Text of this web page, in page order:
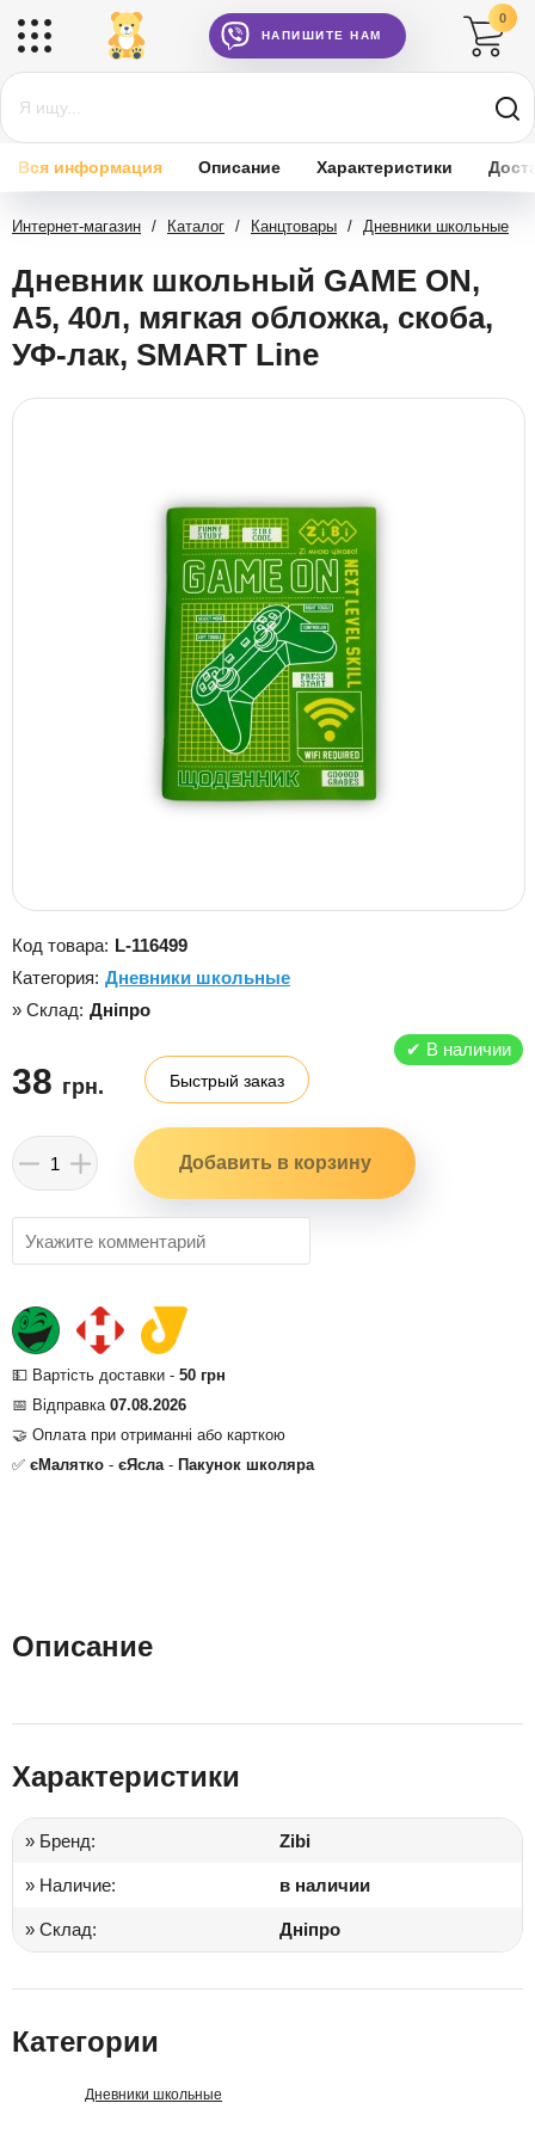
НАПИШИТЕ НАМ
0
Вся информация Описание Характеристики
Интернет-магазин / Каталог / Канцтовары / Дневники школьные
Дневник школьный GAME ON,
А5, 40л, мягкая обложка, скоба,
УФ-лак, SMART Line
Код товара: L-116499
Категория: Дневники школьные
» Склад: Дніпро
✔ В наличии
38 грн. Быстрый заказ
💵 Вартість доставки - 50 грн
📅 Відправка 07.08.2026
🤝 Оплата при отриманні або карткою
✅ єМалятко - єЯсла- Пакунок школяра
Описание
Характеристики
» Бренд: Zibi
» Наличие: в наличии
» Склад: Дніпро
Категории
Дневники школьные